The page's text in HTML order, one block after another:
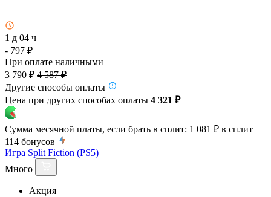
1 д 04 ч
- 797 ₽
При оплате наличными
3 790 ₽ 4 587 ₽
Другие способы оплаты
Цена при других способах оплаты 4 321 ₽
Сумма месячной платы, если брать в сплит: 1 081 ₽ в сплит
114 бонусов
Игра Split Fiction (PS5)
Много
Акция